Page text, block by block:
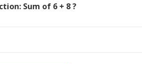
Sum of 6 + 8 ?